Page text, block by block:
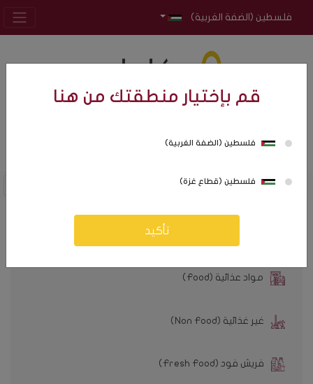
فلسطين (الضفة الغربية)
0
0
قم بإختيار منطقتك من هنا
فلسطين (الضفة الغربية)
فلسطين (قطاع غزة)
تأكيد
كافة التصنيفات
مواد عذائية (Food)
غير غذائية (Non Food)
فريش فود (Fresh Food)